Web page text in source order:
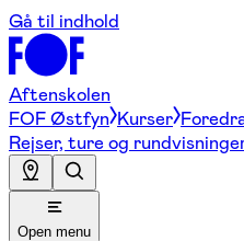
Gå til indhold
Aftenskolen
FOF Østfyn Kurser
Rejser, ture og
Open menu